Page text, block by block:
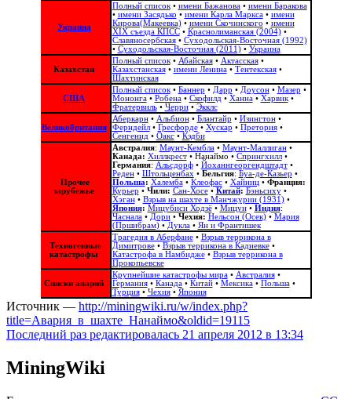
Украина
Полный список• имени Бажанова• имени Баракова
• имени Засядько • имени Карла Маркса• имени
Кирова(Макеевка)• имени Скочинского • имени
ХІХ съезда КПСС• Краснолиманская (2004)•
Славяносербская• Суходольская-Восточная (1992)
• Суходольская-Восточная (2011)• Украина
Казахстан
Полный список• Абайская• Актасская•
Казахстанская• имени Ленина• Тентекская•
Шахтинская
США
Полный список• Баннер • Дарр • Доусон• Мазер •
Мононга• Робена• Скофилд • Ханна• Харвик•
Фратервиль• Черри• Экклс
Великобритания
Аберкарн• Альбион‎• Блантайр • Изингтон•
Ферндейл• Гресфорде• Хускар • Претория•
Сенгенид • Оакс• Кэдби
Прочее
зарубежье
Австралия: Маунт-Кембла• Маунт-Маллиган•
Канада: Хиллкрест• Нанаймо • Спрингхилл•
Германия: Альсдорф• Йоханнгеоргендштадт•
Реден• Штольценбах • Бельгия: Буа-де-Казьер •
Польша: Халемба• Клеофас• Хайниц• Франция:
Курьер • Чили: Сан-Хосе• Китай: Бэньсиху•
Хэган• Взрыв на шахте в Манчжурии (1931)•
Япония: Мицубиси Ходзё• Мицуи• Индия:
Часнала• Дори• Чехия: Нельсон (Осек)• Мария
(Пршибрам)• Дукла• Ян и Франтишек
Техногенные
катастрофы
Трагедия в Аберфане• Взрыв террикона в
Димитрове• Взрыв террикона в Кадиевке•
Катастрофа в Намбидже• Взрыв террикона в
Прокопьевске
Списки аварий
Крупнейшие катастрофы мира• Австралия•
Германия• Канада• Китай• Мексика• Польша•
Турция• Чехия• Япония
Источник — http://miningwiki.ru/w/index.php?
title=Авария_в_шахте_Нанаймо&oldid=19115
Последний раз редактировалась 21 апреля 2012 в 13:34
MiningWiki